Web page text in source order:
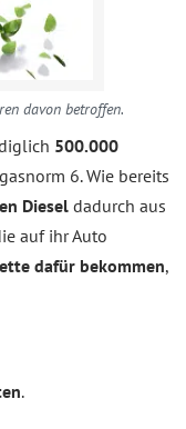
davon betroffen.
500.000
6. Wie bereits
Diesel dadurch aus
auf ihr Auto
dafür bekommen,
.